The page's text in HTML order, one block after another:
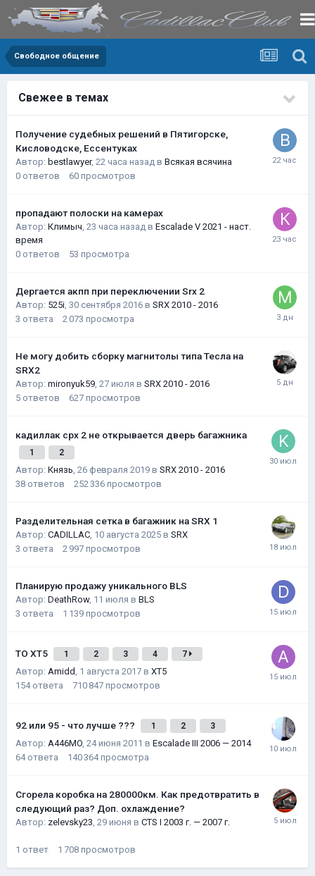
Свободное общение
Свежее в темах
Получение судебных решений в Пятигорске,
Кисловодске, Ессентуках
Автор: bestlawyer, 22 часа назад в Всякая всячина
0 ответов 60 просмотров
пропадают полоски на камерах
Автор: Климыч, 23 часа назад в Escalade V 2021 - наст.
время
0 ответов 53 просмотра
Дергается акпп при переключении Srx 2
Автор: 525i, 30 сентября 2016 в SRX 2010 - 2016
3 ответа 2 073 просмотра
Не могу добить сборку магнитолы типа Тесла на
SRX2
Автор: mironyuk59, 27 июля в SRX 2010 - 2016
5 ответов 627 просмотров
кадиллак срх 2 не открывается дверь багажника
1 2
Автор: Князь, 26 февраля 2019 в SRX 2010 - 2016
38 ответов 252 336 просмотров
Разделительная сетка в багажник на SRX 1
Автор: CADILLAC, 10 августа 2025 в SRX
3 ответа 2 997 просмотров
Планирую продажу уникального BLS
Автор: DeathRow, 11 июля в BLS
3 ответа 1 139 просмотров
ТО XT5 1 2 3 4 7
Автор: Amidd, 1 августа 2017 в XT5
154 ответа 710 847 просмотров
92 или 95 - что лучше ??? 1 2 3
Автор: A446MO, 24 июня 2011 в Escalade III 2006 — 2014
64 ответа 140 364 просмотра
Сгорела коробка на 280000км. Как предотвратить в
следующий раз? Доп. охлаждение?
Автор: zelevsky23, 29 июня в CTS I 2003 г. — 2007 г.
1 ответ 1 708 просмотров